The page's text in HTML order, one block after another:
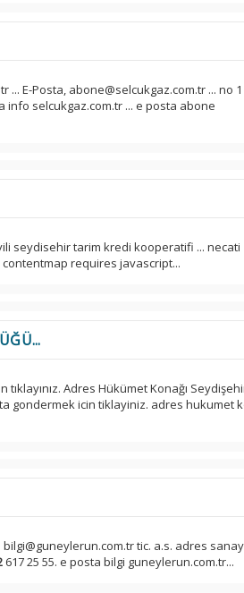
... E-Posta, abone@selcukgaz.com.tr ... no
info selcukgaz.com.tr ... e posta abone
seydisehir tarim kredi kooperatifi ... necati
contentmap requires javascript...
Adres Hükümet Konağı
gondermek icin tiklayiniz. adres hukumet
bilgi@guneylerun.com.tr tic. a.s. adres
617 25 55. e posta bilgi guneylerun.com.tr...